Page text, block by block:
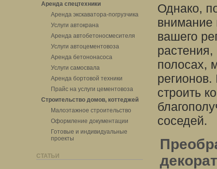
Аренда спецтехники
Аренда экскаватора-погрузчика
Услуги автокрана
Аренда автобетоносмесителя
Услуги автоцементовоза
Аренда бетононасоса
Услуги самосвала
Аренда бортовой техники
Прайс на услуги цементовоза
Строительство домов, коттеджей
Малоэтажное строительство
Оформление документации
Готовые и индивидуальные
проекты
СТАТЬИ
Однако,
внимание
вашего
полосах,
строить
соседей.